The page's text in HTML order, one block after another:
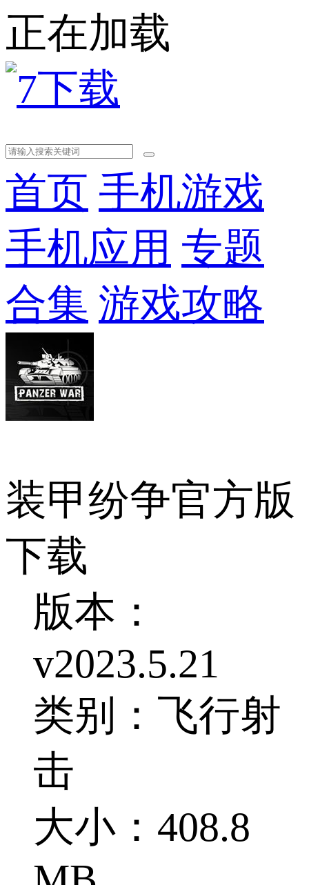
正在加载
首页 手机游戏
手机应用 专题
合集 游戏攻略
装甲纷争官方版
下载
版本：
v2023.5.21
类别：飞行射
击
大小：408.8